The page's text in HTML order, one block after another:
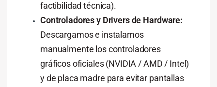
factibilidad técnica).
Controladores y Drivers de Hardware:
Descargamos e instalamos
manualmente los controladores
gráficos oficiales (NVIDIA / AMD / Intel)
y de placa madre para evitar pantallas